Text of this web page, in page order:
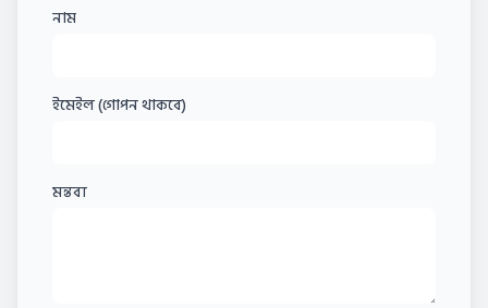
নাম
ইমেইল (গোপন থাকবে)
মন্তব্য